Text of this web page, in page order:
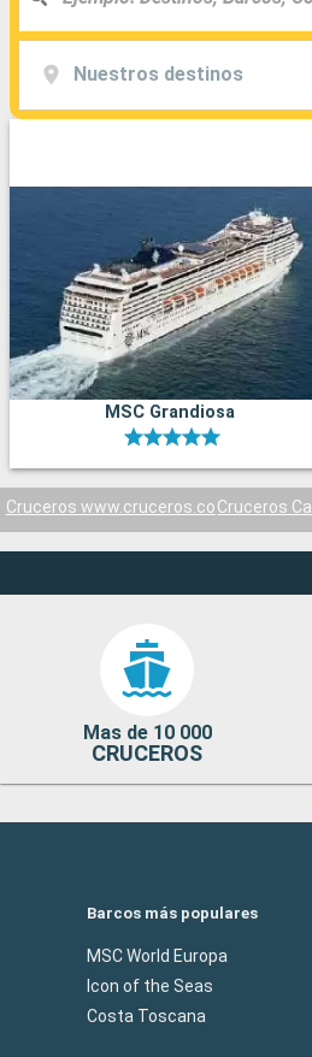
Nuestros destinos
MSC Grandiosa
Cruceros www.cruceros.coCruceros
Mas de 10 000
CRUCEROS
Barcos más populares
MSC World Europa
Icon of the Seas
Costa Toscana